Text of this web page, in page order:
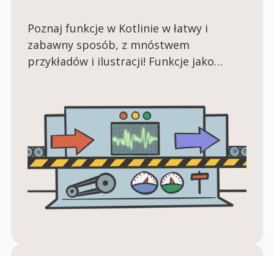
Poznaj funkcje w Kotlinie w łatwy i
zabawny sposób, z mnóstwem
przykładów i ilustracji! Funkcje jako
domyślne i wiele więcej.